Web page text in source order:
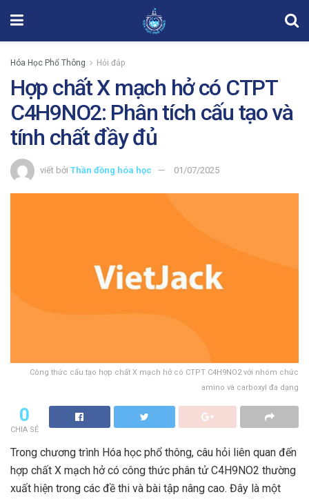
Hóa Học Phổ Thông Hỏi đáp
Hợp chất X mạch hở có CTPT
C4H9NO2: Phân tích cấu tạo và
tính chất đầy đủ
viết bởi Thần đồng hóa học 01/07/2025
Công thức cấu tạo hợp chất X mạch hở có CTPT C4H9NO2 với nhóm chức
amino và carboxyl đa dạng
0
CHIA SẺ
Trong chương trình Hóa học phổ thông, câu hỏi liên quan đến
hợp chất X mạch hở có công thức phân tử C4H9NO2 thường
xuất hiện trong các đề thi và bài tập nâng cao. Đây là một